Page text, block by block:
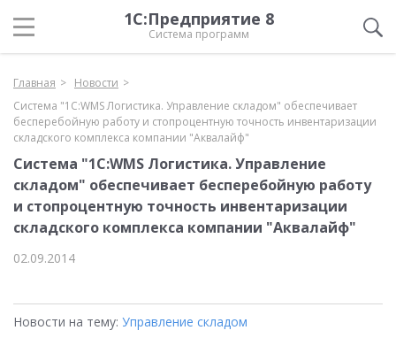
1С:Предприятие 8
Система программ
Главная
Новости
Система "1С:WMS Логистика. Управление складом" обеспечивает
бесперебойную работу и стопроцентную точность инвентаризации
складского комплекса компании "Аквалайф"
Система "1С:WMS Логистика. Управление
складом" обеспечивает бесперебойную работу
и стопроцентную точность инвентаризации
складского комплекса компании "Аквалайф"
02.09.2014
Новости на тему: Управление складом